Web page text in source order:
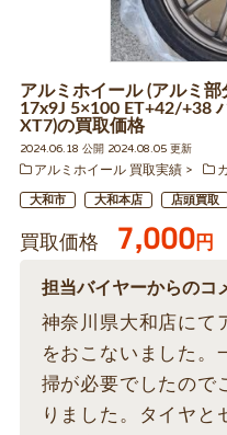
アルミホイール (アルミ
17x9J 5×100 ET+42/+38
XT7)の買取価格
2024.06.18 公開 2024.08.05 更新
アルミホイール 買取実績
大和市 大和本店 店頭買取
買取価格 7,000円
担当バイヤーからのコ
神奈川県大和店にて
をおこないました。
掃が必要でしたので
りました。タイヤと